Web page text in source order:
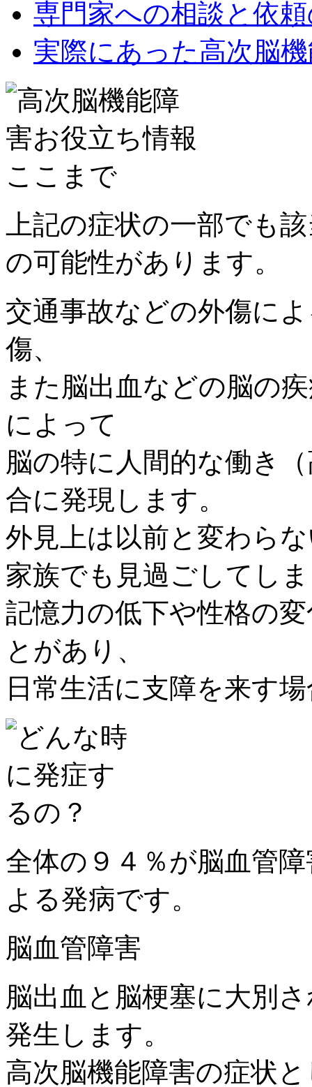
専門家への相談と依
実際にあった高次脳
上記の症状の一部でも
の可能性があります。
交通事故などの外傷に
傷、
また脳出血などの脳の
によって
脳の特に人間的な働き
合に発現します。
外見上は以前と変わら
家族でも見過ごしてし
記憶力の低下や性格の
とがあり、
日常生活に支障を来す
全体の９４％が脳血管
よる発病です。
脳血管障害
脳出血と脳梗塞に大別
発生します。
高次脳機能障害の症状